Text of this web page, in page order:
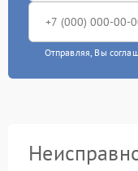
Отправляя, Вы